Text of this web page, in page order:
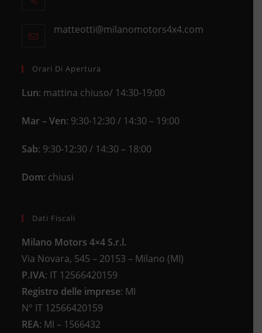
your
matteotti@milanomotors4x4.comOpens
Orari Di Apertura
Lun: mattina chiuso/ 14:30-19:00
Mar – Ven: 9:30-12:30 / 14:30 – 19:00
Sab: 9:30-12:30 / 14:30 – 18:00
Dom: chiusi
Dati Fiscali
Milano Motors 4×4 S.r.l.
Via Novara, 545 – 20153 – Milano (MI)
P.IVA: IT 12566420159
Registro delle imprese: MI
N° IT 12566420159
REA: MI – 1566432